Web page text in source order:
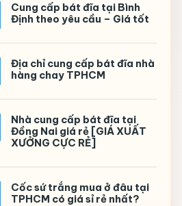
Cung cấp bát đĩa tại Bình
Định theo yêu cầu – Giá tốt
Địa chỉ cung cấp bát đĩa nhà
hàng chay TPHCM
Nhà cung cấp bát đĩa tại
Đồng Nai giá rẻ [GIÁ XUẤT
XƯỞNG CỰC RẺ]
Cốc sứ trắng mua ở đâu tại
TPHCM có giá sỉ rẻ nhất?